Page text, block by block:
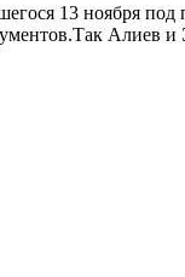
13 ноября под
Алиев